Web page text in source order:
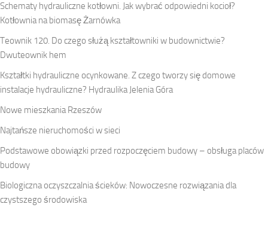
Schematy hydrauliczne kotłowni. Jak wybrać odpowiedni kocioł?
Kotłownia na biomasę Żarnówka
Teownik 120. Do czego służą kształtowniki w budownictwie?
Dwuteownik hem
Kształtki hydrauliczne ocynkowane. Z czego tworzy się domowe
instalacje hydrauliczne? Hydraulika Jelenia Góra
Nowe mieszkania Rzeszów
Najtańsze nieruchomości w sieci
Podstawowe obowiązki przed rozpoczęciem budowy – obsługa placów
budowy
Biologiczna oczyszczalnia ścieków: Nowoczesne rozwiązania dla
czystszego środowiska